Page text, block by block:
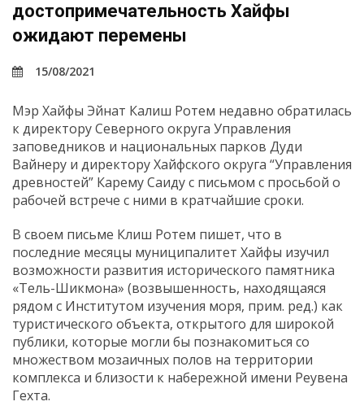
достопримечательность Хайфы
ожидают перемены
15/08/2021
Мэр Хайфы Эйнат Калиш Ротем недавно обратилась
к директору Северного округа Управления
заповедников и национальных парков Дуди
Вайнеру и директору Хайфского округа “Управления
древностей” Карему Саиду с письмом с просьбой о
рабочей встрече с ними в кратчайшие сроки.
В своем письме Клиш Ротем пишет, что в
последние месяцы муниципалитет Хайфы изучил
возможности развития исторического памятника
«Тель-Шикмона» (возвышенность, находящаяся
рядом с Институтом изучения моря, прим. ред.) как
туристического объекта, открытого для широкой
публики, которые могли бы познакомиться со
множеством мозаичных полов на территории
комплекса и близости к набережной имени Реувена
Гехта.